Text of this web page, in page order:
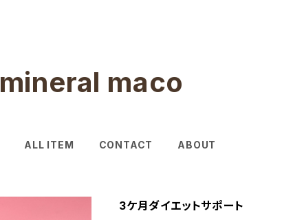
mineral maco
ALL ITEM CONTACT ABOUT
3ケ月ダイエットサポート